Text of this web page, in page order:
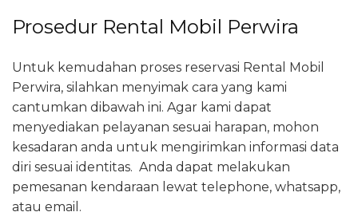
Prosedur Rental Mobil Perwira
Untuk kemudahan proses reservasi Rental Mobil
Perwira, silahkan menyimak cara yang kami
cantumkan dibawah ini. Agar kami dapat
menyediakan pelayanan sesuai harapan, mohon
kesadaran anda untuk mengirimkan informasi data
diri sesuai identitas. Anda dapat melakukan
pemesanan kendaraan lewat telephone, whatsapp,
atau email.